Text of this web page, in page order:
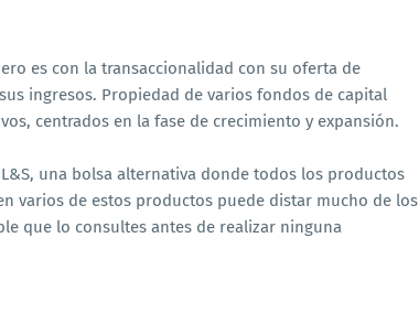
es con la transaccionalidad con su oferta de
ingresos. Propiedad de varios fondos de capital
centrados en la fase de crecimiento y expansión.
L&S, una bolsa alternativa donde todos los productos
varios de estos productos puede distar mucho de los
que lo consultes antes de realizar ninguna